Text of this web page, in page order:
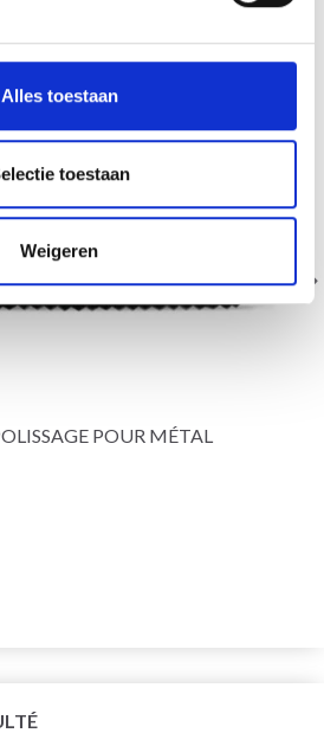
Alles toestaan
toestaan
Weigeren
POUR MÉTAL